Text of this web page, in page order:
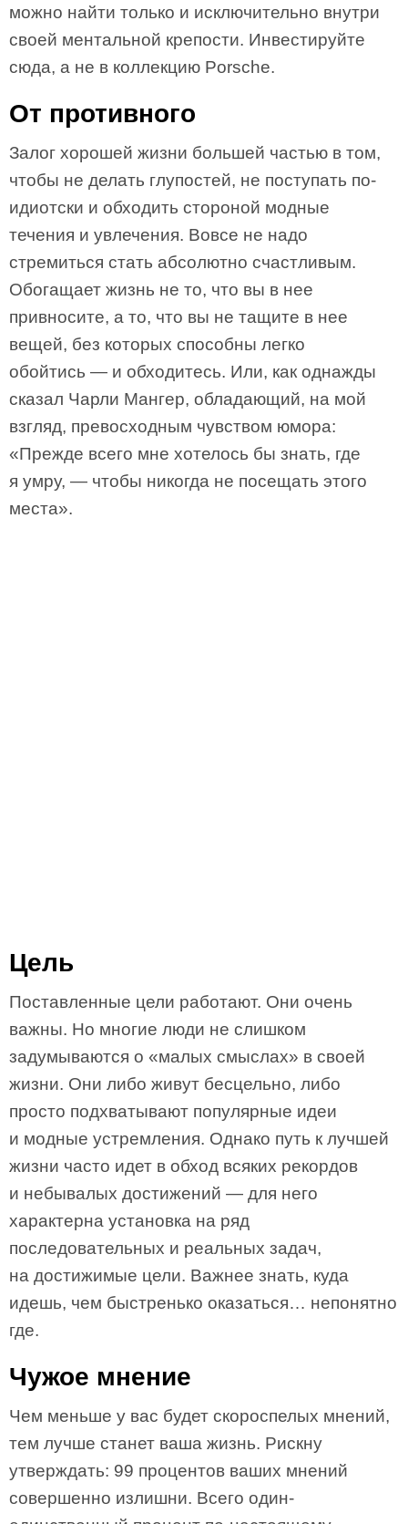
можно найти только и исключительно внутри
своей ментальной крепости. Инвестируйте
сюда, а не в коллекцию Porsche.
От противного
Залог хорошей жизни большей частью в том,
чтобы не делать глупостей, не поступать по-
идиотски и обходить стороной модные
течения и увлечения. Вовсе не надо
стремиться стать абсолютно счастливым.
Обогащает жизнь не то, что вы в нее
привносите, а то, что вы не тащите в нее
вещей, без которых способны легко
обойтись — и обходитесь. Или, как однажды
сказал Чарли Мангер, обладающий, на мой
взгляд, превосходным чувством юмора:
«Прежде всего мне хотелось бы знать, где
я умру, — чтобы никогда не посещать этого
места».
Цель
Поставленные цели работают. Они очень
важны. Но многие люди не слишком
задумываются о «малых смыслах» в своей
жизни. Они либо живут бесцельно, либо
просто подхватывают популярные идеи
и модные устремления. Однако путь к лучшей
жизни часто идет в обход всяких рекордов
и небывалых достижений — для него
характерна установка на ряд
последовательных и реальных задач,
на достижимые цели. Важнее знать, куда
идешь, чем быстренько оказаться… непонятно
где.
Чужое мнение
Чем меньше у вас будет скороспелых мнений,
тем лучше станет ваша жизнь. Рискну
утверждать: 99 процентов ваших мнений
совершенно излишни. Всего один-